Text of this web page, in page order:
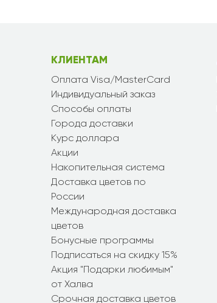
КЛИЕНТАМ
Оплата Visa/MasterCard
Индивидуальный заказ
Способы оплаты
Города доставки
Курс доллара
Акции
Накопительная система
Доставка цветов по
России
Международная доставка
цветов
Бонусные программы
Подписаться на скидку 15%
Акция "Подарки любимым"
от Халва
Срочная доставка цветов